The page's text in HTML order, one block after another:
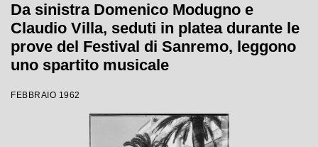
Da sinistra Domenico Modugno e
Claudio Villa, seduti in platea durante le
prove del Festival di Sanremo, leggono
uno spartito musicale
FEBBRAIO 1962